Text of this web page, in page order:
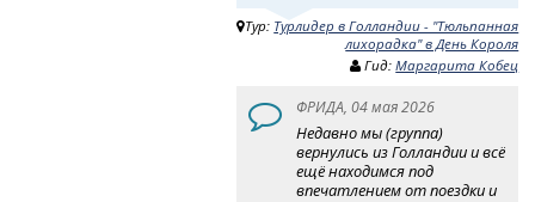
Тур: Турлидер в Голландии - "Тюльпанная
лихорадка" в День Короля
Гид:Маргарита Кобец
ФРИДА, 04 мая 2026
Недавно мы (группа)
вернулись из Голландии и всё
ещё находимся под
впечатлением от поездки и